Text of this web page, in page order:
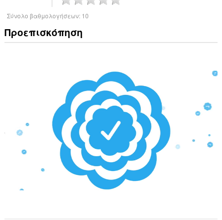
Σύνολο βαθμολογήσεων: 10
Προεπισκόπηση